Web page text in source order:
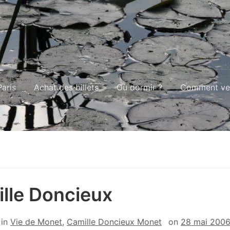
Achat des billets Où dormir ? Comment
Doncieux
in Vie de Monet, Camille Doncieux Monet on 28 mai 2006